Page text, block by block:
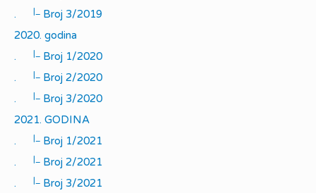
.
|_
Broj 3/2019
2020. godina
.
|_
Broj 1/2020
.
|_
Broj 2/2020
.
|_
Broj 3/2020
2021. GODINA
.
|_
Broj 1/2021
.
|_
Broj 2/2021
.
|_
Broj 3/2021